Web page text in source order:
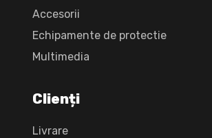
Accesorii
Echipamente de protectie
Multimedia
Clienți
Livrare